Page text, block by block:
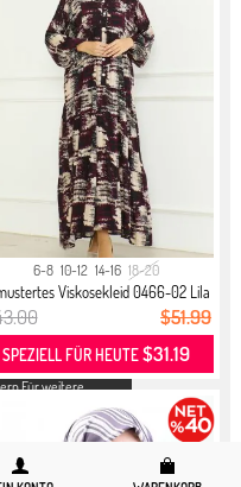
X
gesetzlichen
weitere
und Cookies
6-8 10-12 14-16 18-20
Viskosekleid 0466-02 Lila
$51.99
SPEZIELL FÜR HEUTE$31.19